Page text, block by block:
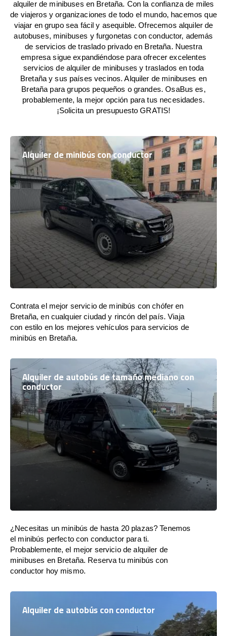
alquiler de minibuses en Bretaña. Con la confianza de miles
de viajeros y organizaciones de todo el mundo, hacemos que
viajar en grupo sea fácil y asequible. Ofrecemos alquiler de
autobuses, minibuses y furgonetas con conductor, además
de servicios de traslado privado en Bretaña. Nuestra
empresa sigue expandiéndose para ofrecer excelentes
servicios de alquiler de minibuses y traslados en toda
Bretaña y sus países vecinos. Alquiler de minibuses en
Bretaña para grupos pequeños o grandes. OsaBus es,
probablemente, la mejor opción para tus necesidades.
¡Solicita un presupuesto GRATIS!
Alquiler de minibús con conductor
Contrata el mejor servicio de minibús con chófer en
Bretaña, en cualquier ciudad y rincón del país. Viaja
con estilo en los mejores vehículos para servicios de
minibús en Bretaña.
Alquiler de autobús de tamaño mediano con
conductor
¿Necesitas un minibús de hasta 20 plazas? Tenemos
el minibús perfecto con conductor para ti.
Probablemente, el mejor servicio de alquiler de
minibuses en Bretaña. Reserva tu minibús con
conductor hoy mismo.
Alquiler de autobús con conductor